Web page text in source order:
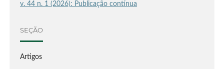
v. 44 n. 1 (2026): Publicação contínua
SEÇÃO
Artigos